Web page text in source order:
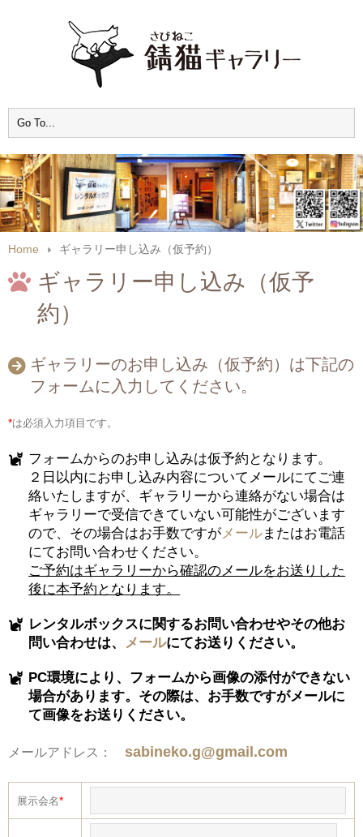
Home ギャラリー申し込み（仮予約）
ギャラリー申し込み（仮予
約）
ギャラリーのお申し込み（仮予約）は下記の
フォームに入力してください。
*は必須入力項目です。
フォームからのお申し込みは仮予約となります。
２日以内にお申し込み内容についてメールにてご連
絡いたしますが、ギャラリーから連絡がない場合は
ギャラリーで受信できていない可能性がございます
ので、その場合はお手数ですがメールまたはお電話
にてお問い合わせください。
ご予約はギャラリーから確認のメールをお送りした
後に本予約となります。
レンタルボックスに関するお問い合わせやその他お
問い合わせは、 メールにてお送りください。
PC環境により、フォームから画像の添付ができない
場合があります。その際は、お手数ですがメールに
て画像をお送りください。
メールアドレス： sabineko.g@gmail.com
展示会名*